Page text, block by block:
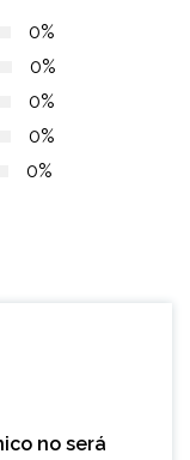
0%
0%
0%
0%
0%
no será